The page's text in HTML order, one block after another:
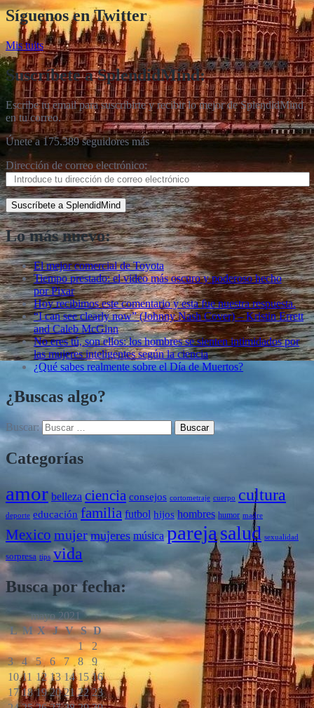
Síguenos en Twitter
Mis tuits
Suscríbete a SplendidMind:
Escribe tu email para suscribirte y recibir lo mejor de SplendidMind
en tu correo.
Únete a 175.389 seguidores más
Dirección de correo electrónico:
Suscríbete a SplendidMind
Lo más nuevo:
El mejor comercial de Toyota
Tiempo prestado: el video más oscuro y poderoso hecho
por Pixar
Hoy recibimos este comentario y esta fue nuestra respuesta.
“I can see clearly now” (Johnny Nash Cover) – Kristin Errett
and Caleb McGinn
No eres tú, son ellos: los hombres se sienten intimidados por
las mujeres inteligentes según la ciencia
¿Qué sabes realmente sobre el Día de Muertos?
¿Buscas algo?
Buscar:
Categorías
amor belleza ciencia consejos cortometraje cuerpo cultura
deporte educación familia futbol hijos hombres humor madre
Mexico mujer mujeres música parejasalud sexualidad
sorpresa tips vida
Busca por fecha:
mayo 2021
L M X J V S D
1
2
3
4 5 6 7 8
9
10 11 12 13 14 15 16
17 18 19 20 21 22 23